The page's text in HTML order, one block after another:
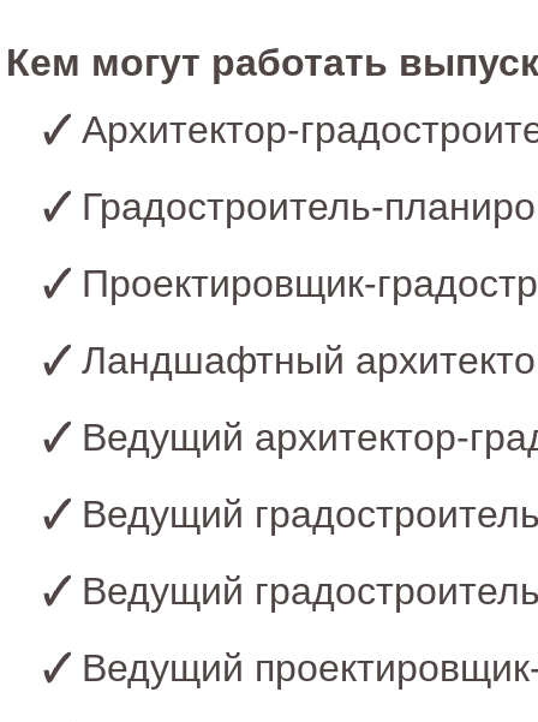
Кем могут работать
Архитектор-
Градостроитель-
Проектировщик-
Ландшафтный
Ведущий архитектор-
Ведущий
Ведущий
Ведущий